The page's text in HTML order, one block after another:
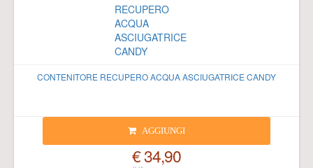
CONTENITORE RECUPERO ACQUA ASCIUGATRICE CANDY
AGGIUNGI
€ 34,90